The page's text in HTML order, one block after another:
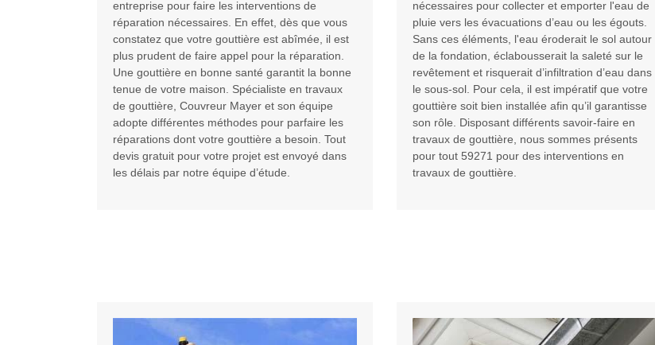
entreprise pour faire les interventions de
réparation nécessaires. En effet, dès que vous
constatez que votre gouttière est abîmée, il est
plus prudent de faire appel pour la réparation.
Une gouttière en bonne santé garantit la bonne
tenue de votre maison. Spécialiste en travaux
de gouttière, Couvreur Mayer et son équipe
adopte différentes méthodes pour parfaire les
réparations dont votre gouttière a besoin. Tout
devis gratuit pour votre projet est envoyé dans
les délais par notre équipe d’étude.
nécessaires pour collecter et emporter l'eau de
pluie vers les évacuations d’eau ou les égouts.
Sans ces éléments, l'eau éroderait le sol autour
de la fondation, éclabousserait la saleté sur le
revêtement et risquerait d’infiltration d’eau dans
le sous-sol. Pour cela, il est impératif que votre
gouttière soit bien installée afin qu’il garantisse
son rôle. Disposant différents savoir-faire en
travaux de gouttière, nous sommes présents
pour tout 59271 pour des interventions en
travaux de gouttière.